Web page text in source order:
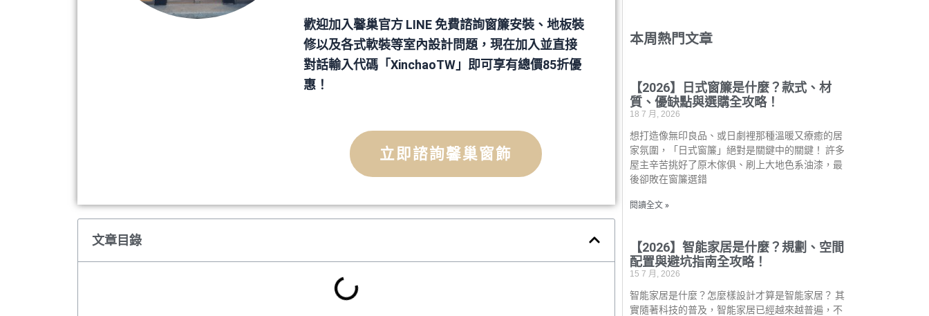
歡迎加入馨巢官方 LINE 免費諮詢窗簾安裝、地板裝
修以及各式軟裝等室內設計問題，現在加入並直接
對話輸入代碼「XinchaoTW」即可享有總價85折優
惠！
立即諮詢馨巢窗飾
文章目錄
本周熱門文章
【2026】日式窗簾是什麼？款式、材
質、優缺點與選購全攻略！
18 7 月, 2026
想打造像無印良品、或日劇裡那種溫暖又療癒的居
家氛圍，「日式窗簾」絕對是關鍵中的關鍵！ 許多
屋主辛苦挑好了原木傢俱、刷上大地色系油漆，最
後卻敗在窗簾選錯
閱讀全文 »
【2026】智能家居是什麼？規劃、空間
配置與避坑指南全攻略！
15 7 月, 2026
智能家居是什麼？怎麼樣設計才算是智能家居？ 其
實隨著科技的普及，智能家居已經越來越普遍，不